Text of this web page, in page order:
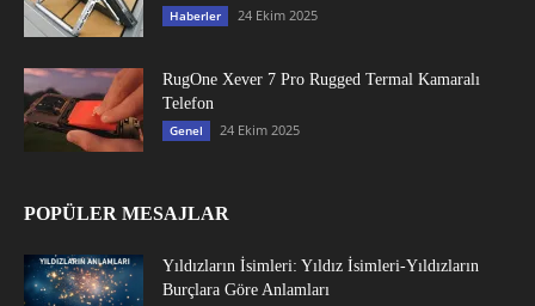
Haberler 24 Ekim 2025
RugOne Xever 7 Pro Rugged Termal Kamaralı
Telefon
Genel 24 Ekim 2025
POPÜLER MESAJLAR
Yıldızların İsimleri: Yıldız İsimleri-Yıldızların
Burçlara Göre Anlamları